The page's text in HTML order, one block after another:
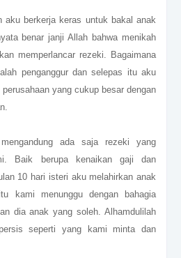
berkerja keras untuk bakal anak
benar janji Allah bahwa menikah
memperlancar rezeki. Bagaimana
penganggur dan selepas itu aku
yang cukup besar dengan
ada saja rezeki yang
Baik berupa kenaikan gaji dan
10 hari isteri aku melahirkan anak
kami menunggu dengan bahagia
dia anak yang soleh. Alhamdulilah
seperti yang kami minta dan